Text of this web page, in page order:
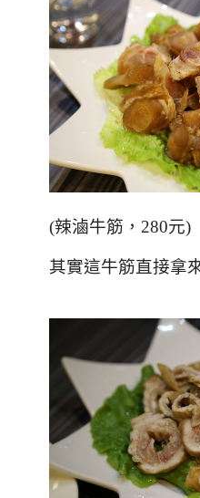
(辣滷牛筋，280元)
其實這牛筋直接拿